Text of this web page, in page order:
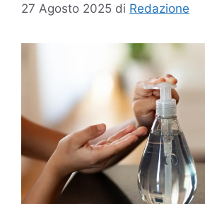
27 Agosto 2025 di Redazione